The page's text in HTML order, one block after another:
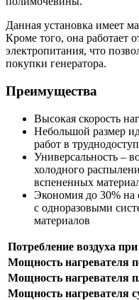
Данная установка имеет
Кроме того, она работает
электропитания, что
покупки генератора.
Преимущества
Высокая скорость
Небольшой размер
работ в
Универсальность –
холодного
вспененных
Экономия до 30% на
с одноразовыми
материалов
Потребление воздуха
Мощность нагревателя
Мощность нагревателя
Мощность нагревателя